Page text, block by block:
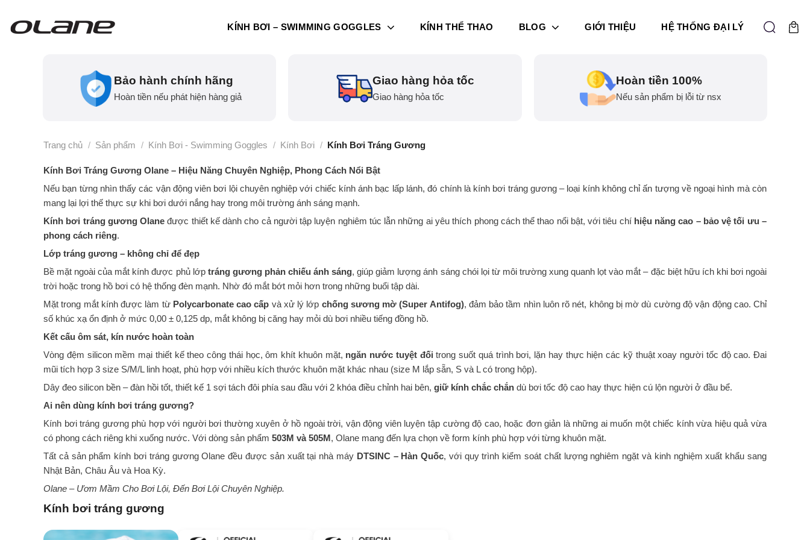
qua
KÍNH BƠI – SWIMMING GOGGLES KÍNH THỂ THAO BLOG GIỚI THIỆU HỆ THỐNG ĐẠI LÝ
Bảo hành chính hãng
Hoàn tiền nếu phát hiện hàng giả
Giao hàng hỏa tốc
Giao hàng hỏa tốc
Hoàn tiền 100%
Nếu sản phẩm bị lỗi từ nsx
Trang chủ / Sản phẩm / Kính Bơi - Swimming Goggles / Kính Bơi / Kính Bơi Tráng Gương
Kính Bơi Tráng Gương Olane – Hiệu Năng Chuyên Nghiệp, Phong Cách Nổi Bật
Nếu bạn từng nhìn thấy các vận động viên bơi lội chuyên nghiệp với chiếc kính ánh bạc lấp lánh, đó chính là kính bơi tráng gương – loại kính không chỉ ấn tượng về ngoại hình mà còn
mang lại lợi thế thực sự khi bơi dưới nắng hay trong môi trường ánh sáng mạnh.
Kính bơi tráng gương Olane được thiết kế dành cho cả người tập luyện nghiêm túc lẫn những ai yêu thích phong cách thể thao nổi bật, với tiêu chí hiệu năng cao – bảo vệ tối ưu –
phong cách riêng.
Lớp tráng gương – không chỉ để đẹp
Bề mặt ngoài của mắt kính được phủ lớp tráng gương phản chiếu ánh sáng, giúp giảm lượng ánh sáng chói lọi từ môi trường xung quanh lọt vào mắt – đặc biệt hữu ích khi bơi ngoài
trời hoặc trong hồ bơi có hệ thống đèn mạnh. Nhờ đó mắt bớt mỏi hơn trong những buổi tập dài.
Mặt trong mắt kính được làm từ Polycarbonate cao cấp và xử lý lớp chống sương mờ (Super Antifog), đảm bảo tầm nhìn luôn rõ nét, không bị mờ dù cường độ vận động cao. Chỉ
số khúc xạ ổn định ở mức 0,00 ± 0,125 dp, mắt không bị căng hay mỏi dù bơi nhiều tiếng đồng hồ.
Kết cấu ôm sát, kín nước hoàn toàn
Vòng đệm silicon mềm mại thiết kế theo công thái học, ôm khít khuôn mặt, ngăn nước tuyệt đối trong suốt quá trình bơi, lặn hay thực hiện các kỹ thuật xoay người tốc độ cao. Đai
mũi tích hợp 3 size S/M/L linh hoạt, phù hợp với nhiều kích thước khuôn mặt khác nhau (size M lắp sẵn, S và L có trong hộp).
Dây đeo silicon bền – đàn hồi tốt, thiết kế 1 sợi tách đôi phía sau đầu với 2 khóa điều chỉnh hai bên, giữ kính chắc chắn dù bơi tốc độ cao hay thực hiện cú lộn người ở đầu bể.
Ai nên dùng kính bơi tráng gương?
Kính bơi tráng gương phù hợp với người bơi thường xuyên ở hồ ngoài trời, vận động viên luyện tập cường độ cao, hoặc đơn giản là những ai muốn một chiếc kính vừa hiệu quả vừa
có phong cách riêng khi xuống nước. Với dòng sản phẩm 503M và 505M, Olane mang đến lựa chọn về form kính phù hợp với từng khuôn mặt.
Tất cả sản phẩm kính bơi tráng gương Olane đều được sản xuất tại nhà máy DTSINC – Hàn Quốc, với quy trình kiểm soát chất lượng nghiêm ngặt và kinh nghiệm xuất khẩu sang
Nhật Bản, Châu Âu và Hoa Kỳ.
Olane – Ươm Mầm Cho Bơi Lội, Đến Bơi Lội Chuyên Nghiệp.
Kính bơi tráng gương